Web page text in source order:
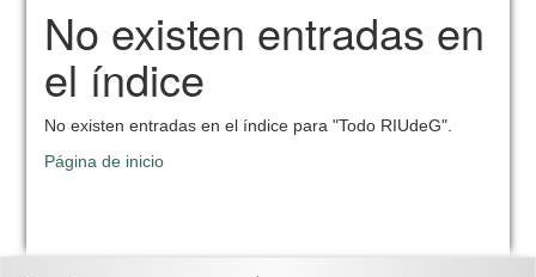
No existen entradas en
el índice
No existen entradas en el índice para "Todo RIUdeG".
Página de inicio